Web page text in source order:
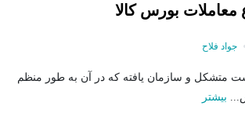
معاملات بورس کالا
جواد فلاح
متشکل و سازمان یافته که در آن به طور منظم
بیشتر